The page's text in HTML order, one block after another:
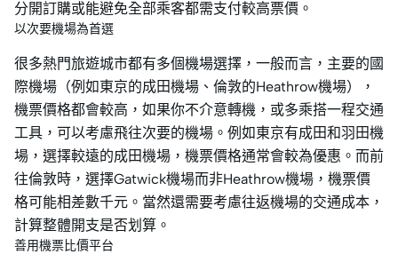
分開訂購或能避免全部乘客都需支付較高票價。
以次要機場為首選
很多熱門旅遊城市都有多個機場選擇，一般而言，主要的國
際機場（例如東京的成田機場、倫敦的Heathrow機場），
機票價格都會較高，如果你不介意轉機，或多乘搭一程交通
工具，可以考慮飛往次要的機場。例如東京有成田和羽田機
場，選擇較遠的成田機場，機票價格通常會較為優惠。而前
往倫敦時，選擇Gatwick機場而非Heathrow機場，機票價
格可能相差數千元。當然還需要考慮往返機場的交通成本，
計算整體開支是否划算。
善用機票比價平台